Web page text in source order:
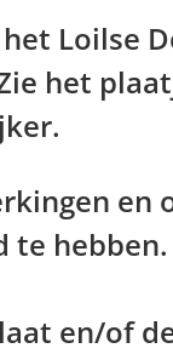
Loilse
het
en
te hebben.
en/of